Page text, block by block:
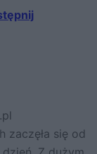
zaczęła się od